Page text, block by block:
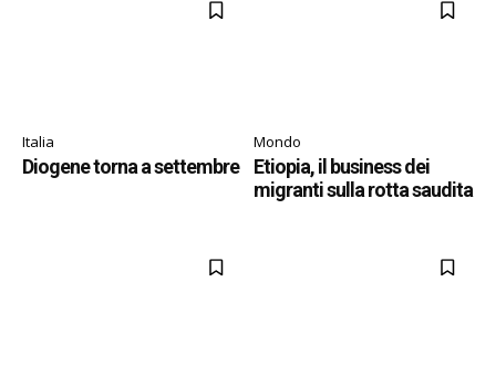
Italia
Diogene torna a settembre
Mondo
Etiopia, il business dei
migranti sulla rotta saudita